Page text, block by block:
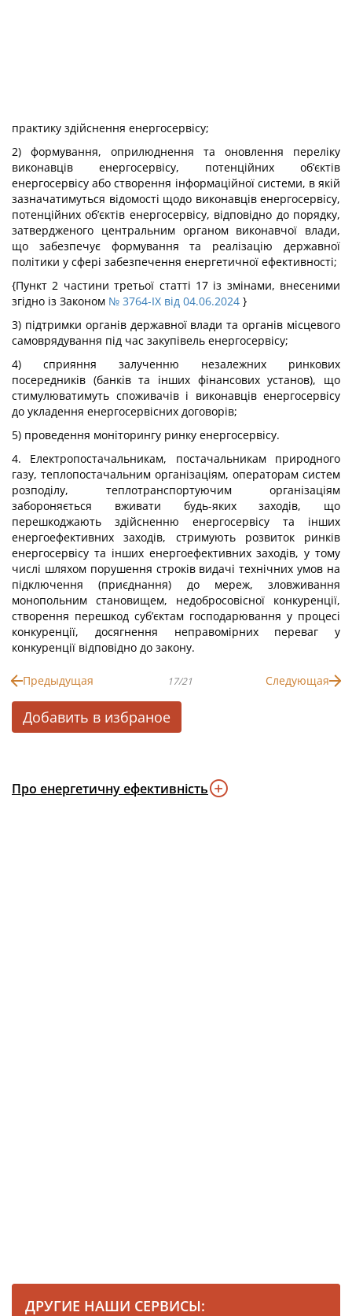
практику здійснення енергосервісу;
2) формування, оприлюднення та оновлення переліку
виконавців енергосервісу, потенційних об’єктів
енергосервісу або створення інформаційної системи, в якій
зазначатимуться відомості щодо виконавців енергосервісу,
потенційних об’єктів енергосервісу, відповідно до порядку,
затвердженого центральним органом виконавчої влади,
що забезпечує формування та реалізацію державної
політики у сфері забезпечення енергетичної ефективності;
{Пункт 2 частини третьої статті 17 із змінами, внесеними
згідно із Законом № 3764-IX від 04.06.2024 }
3) підтримки органів державної влади та органів місцевого
самоврядування під час закупівель енергосервісу;
4) сприяння залученню незалежних ринкових
посередників (банків та інших фінансових установ), що
стимулюватимуть споживачів і виконавців енергосервісу
до укладення енергосервісних договорів;
5) проведення моніторингу ринку енергосервісу.
4. Електропостачальникам, постачальникам природного
газу, теплопостачальним організаціям, операторам систем
розподілу, теплотранспортуючим організаціям
забороняється вживати будь-яких заходів, що
перешкоджають здійсненню енергосервісу та інших
енергоефективних заходів, стримують розвиток ринків
енергосервісу та інших енергоефективних заходів, у тому
числі шляхом порушення строків видачі технічних умов на
підключення (приєднання) до мереж, зловживання
монопольним становищем, недобросовісної конкуренції,
створення перешкод суб’єктам господарювання у процесі
конкуренції, досягнення неправомірних переваг у
конкуренції відповідно до закону.
Предыдущая 17/21 Следующая
Добавить в избраное
Про енергетичну ефективність
ДРУГИЕ НАШИ СЕРВИСЫ: